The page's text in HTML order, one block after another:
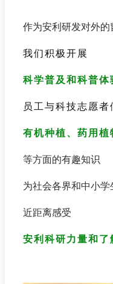
作为安利研发对外的
我们积极开展
科学普及和科普体
员工与科技志愿者
有机种植、药用植
等方面的有趣知识
为社会各界和中小学
近距离感受
安利科研力量和